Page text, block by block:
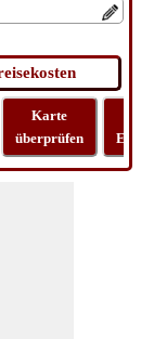
Karte
überprüfen